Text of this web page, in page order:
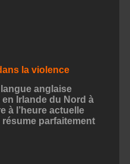
la violence
anglaise
Irlande du Nord à
à l’heure actuelle
parfaitement